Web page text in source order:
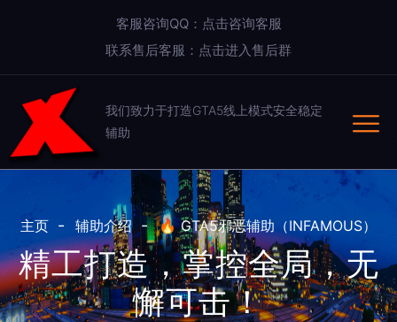
客服咨询QQ：点击咨询客服
联系售后客服：点击进入售后群
我们致力于打造GTA5线上模式安全稳定
辅助
主页 辅助介绍 🔥 GTA5邪恶辅助（INFAMOUS）
精工打造，掌控全局，无
懈可击！